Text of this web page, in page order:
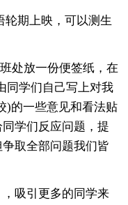
期上映，可以测生
处放一份便签纸，在
同学们自己写上对我
)的一些意见和看法贴
学们反应问题，提
取全部问题我们皆
吸引更多的同学来